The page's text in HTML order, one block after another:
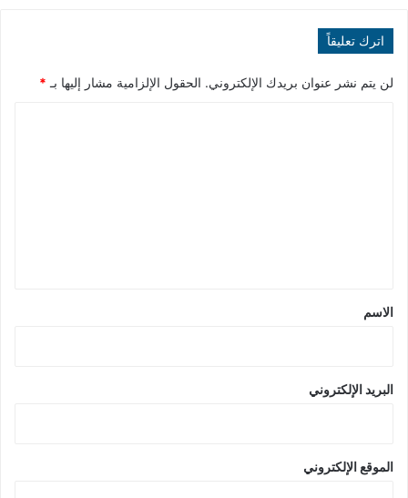
اترك تعليقاً
لن يتم نشر عنوان بريدك الإلكتروني. الحقول الإلزامية مشار إليها بـ *
*
الاسم
البريد الإلكتروني
الموقع الإلكتروني